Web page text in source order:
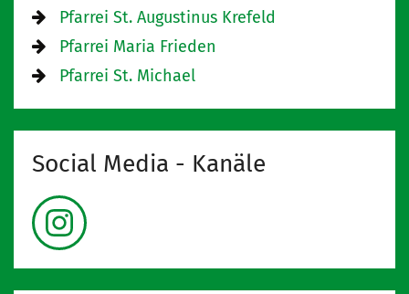
Pfarrei St. Augustinus Krefeld
Pfarrei Maria Frieden
Pfarrei St. Michael
Social Media - Kanäle